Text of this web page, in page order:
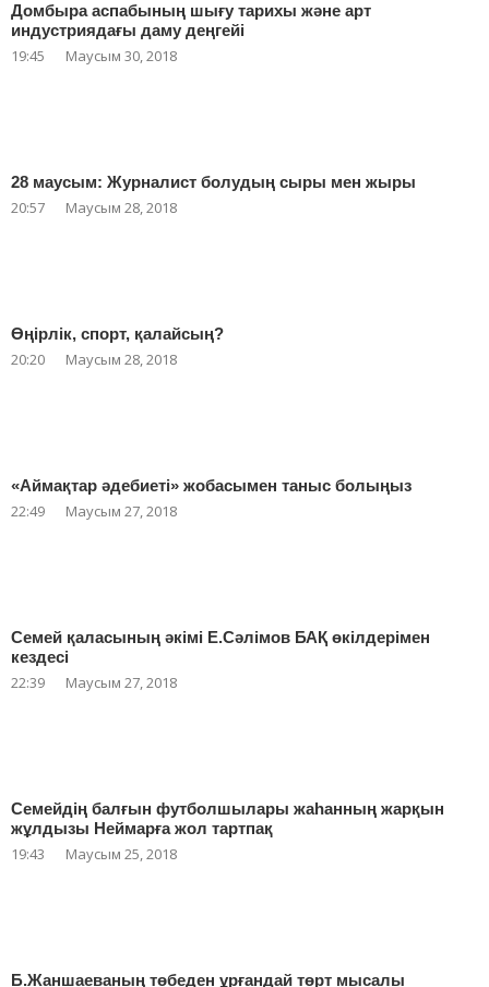
Домбыра аспабының шығу тарихы және арт
индустриядағы даму деңгейі
19:45 Маусым 30, 2018
28 маусым: Журналист болудың сыры мен жыры
20:57 Маусым 28, 2018
Өңірлік, спорт, қалайсың?
20:20 Маусым 28, 2018
«Аймақтар әдебиеті» жобасымен таныс болыңыз
22:49 Маусым 27, 2018
Семей қаласының әкімі Е.Сәлімов БАҚ өкілдерімен
кездесі
22:39 Маусым 27, 2018
Семейдің балғын футболшылары жаһанның жарқын
жұлдызы Неймарға жол тартпақ
19:43 Маусым 25, 2018
Б.Жаншаеваның төбеден ұрғандай төрт мысалы